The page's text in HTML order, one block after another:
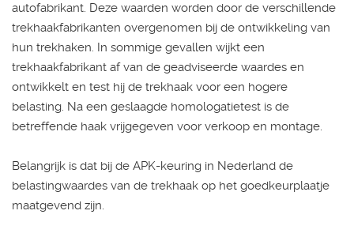
autofabrikant. Deze waarden worden door de verschillende
trekhaakfabrikanten overgenomen bij de ontwikkeling van
hun trekhaken. In sommige gevallen wijkt een
trekhaakfabrikant af van de geadviseerde waardes en
ontwikkelt en test hij de trekhaak voor een hogere
belasting. Na een geslaagde homologatietest is de
betreffende haak vrijgegeven voor verkoop en montage.
Belangrijk is dat bij de APK-keuring in Nederland de
belastingwaardes van de trekhaak op het goedkeurplaatje
maatgevend zijn.